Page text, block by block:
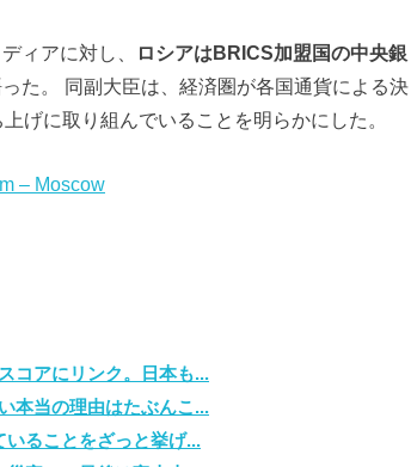
ィアに対し、
ロシアはBRICS加盟国の中央銀
った。 同副大臣は、経済圏が各国通貨による決
げに取り組んでいることを明らかにした。
– Moscow
コアにリンク。日本も...
本当の理由はたぶんこ...
いることをざっと挙げ...